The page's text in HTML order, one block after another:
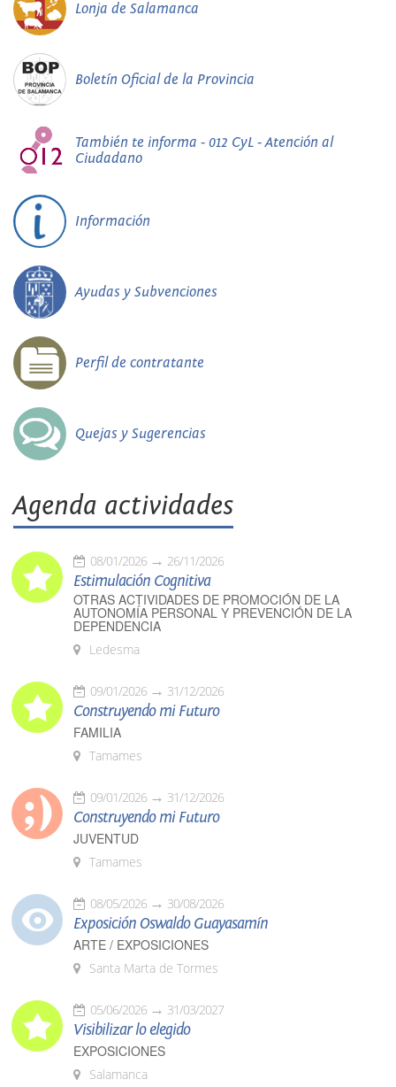
Lonja de Salamanca
Boletín Oficial de la Provincia
También te informa - 012 CyL - Atención al
Ciudadano
Información
Ayudas y Subvenciones
Perfil de contratante
Quejas y Sugerencias
Agenda actividades
08/01/2026 26/11/2026
Estimulación Cognitiva
OTRAS ACTIVIDADES DE PROMOCIÓN DE LA
AUTONOMÍA PERSONAL Y PREVENCIÓN DE LA
DEPENDENCIA
Ledesma
09/01/2026 31/12/2026
Construyendo mi Futuro
FAMILIA
Tamames
09/01/2026 31/12/2026
Construyendo mi Futuro
JUVENTUD
Tamames
08/05/2026 30/08/2026
Exposición Oswaldo Guayasamín
ARTE / EXPOSICIONES
Santa Marta de Tormes
05/06/2026 31/03/2027
Visibilizar lo elegido
EXPOSICIONES
Salamanca